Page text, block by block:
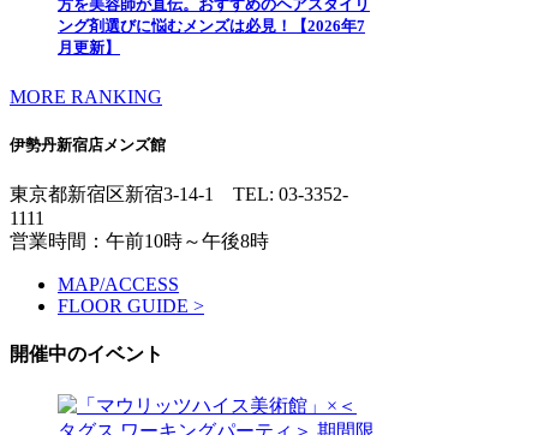
方を美容師が直伝。おすすめのヘアスタイリ
ング剤選びに悩むメンズは必見！【2026年7
月更新】
MORE RANKING
伊勢丹新宿店メンズ館
東京都新宿区新宿3-14-1 TEL: 03-3352-
1111
営業時間：午前10時～午後8時
MAP/ACCESS
FLOOR GUIDE >
開催中のイベント